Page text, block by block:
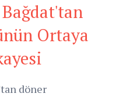
Bağdat'tan
Ortaya
döner